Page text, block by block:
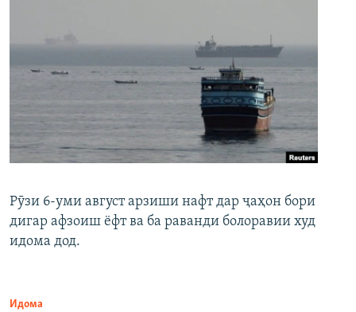
Рӯзи 6-уми август арзиши нафт дар ҷаҳон бори
дигар афзоиш ёфт ва ба раванди болоравии худ
идома дод.
Идома